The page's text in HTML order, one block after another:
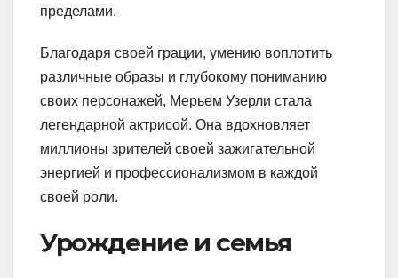
пределами.
Благодаря своей грации, умению воплотить
различные образы и глубокому пониманию
своих персонажей, Мерьем Узерли стала
легендарной актрисой. Она вдохновляет
миллионы зрителей своей зажигательной
энергией и профессионализмом в каждой
своей роли.
Урождение и семья